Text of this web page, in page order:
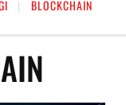
BLOCKCHAIN